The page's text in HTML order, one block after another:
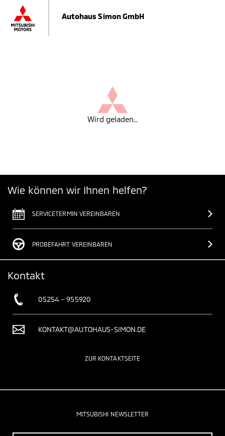
Autohaus Simon GmbH
Wird geladen…
Wie können wir Ihnen helfen?
SERVICETERMIN VEREINBAREN
PROBEFAHRT VEREINBAREN
Kontakt
05254 - 955920
KONTAKT@AUTOHAUS-SIMON.DE
ZUR KONTAKTSEITE
MITSUBISHI NEWSLETTER